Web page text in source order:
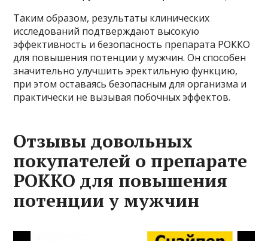
Таким образом, результаты клинических
исследований подтверждают высокую
эффективность и безопасность препарата РОККО
для повышения потенции у мужчин. Он способен
значительно улучшить эректильную функцию,
при этом оставаясь безопасным для организма и
практически не вызывая побочных эффектов.
Отзывы довольных
покупателей о препарате
РОККО для повышения
потенции у мужчин